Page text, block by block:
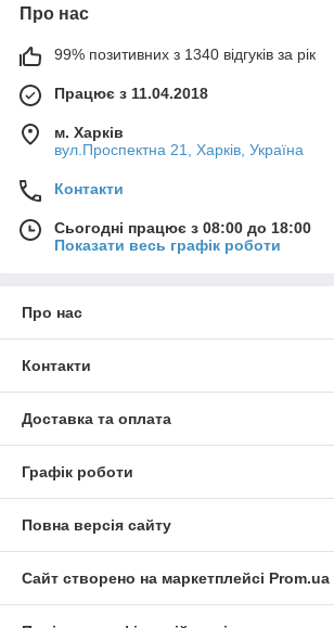
Про нас
99% позитивних з 1340 відгуків за рік
Працює з 11.04.2018
м. Харків
вул.Проспектна 21, Харків, Україна
Контакти
Сьогодні працює з 08:00 до 18:00
Показати весь графік роботи
Про нас
Контакти
Доставка та оплата
Графік роботи
Повна версія сайту
Сайт створено на маркетплейсі Prom.ua